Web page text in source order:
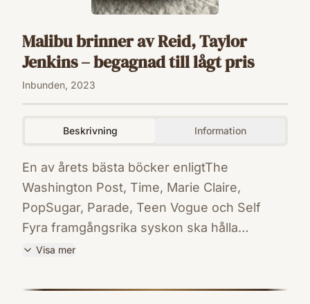
Malibu brinner av Reid, Taylor
Jenkins – begagnad till lågt pris
Inbunden, 2023
Beskrivning Information
En av årets bästa böcker enligtThe
Washington Post, Time, Marie Claire,
PopSugar, Parade, Teen Vogue och Self
Fyra framgångsrika syskon ska hålla
århundradets fest, men inom loppet av ett
alltid. Malibu, augusti 1983. Nina är
Visa mer
9789189750302